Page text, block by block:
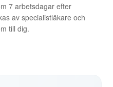
7 arbetsdagar efter
av specialistläkare och
till dig.